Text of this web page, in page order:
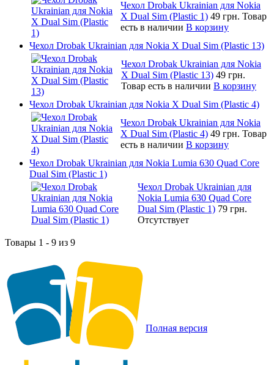
Чехол Drobak Ukrainian для Nokia
X Dual Sim (Plastic 1) 49 грн. Товар
есть в наличии В корзину
Чехол Drobak Ukrainian для Nokia X Dual Sim (Plastic 13)
Чехол Drobak Ukrainian для Nokia
X Dual Sim (Plastic 13) 49 грн.
Товар есть в наличии В корзину
Чехол Drobak Ukrainian для Nokia X Dual Sim (Plastic 4)
Чехол Drobak Ukrainian для Nokia
X Dual Sim (Plastic 4) 49 грн. Товар
есть в наличии В корзину
Чехол Drobak Ukrainian для Nokia Lumia 630 Quad Core
Dual Sim (Plastic 1)
Чехол Drobak Ukrainian для
Nokia Lumia 630 Quad Core
Dual Sim (Plastic 1) 79 грн.
Отсутствует
Товары 1 - 9 из 9
Полная версия